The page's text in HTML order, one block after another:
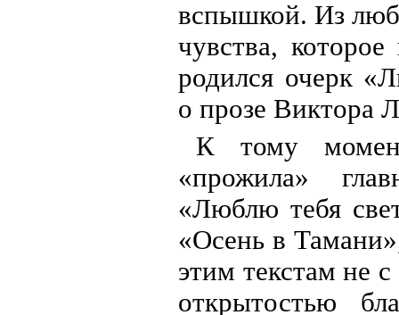
вспышкой. Из
чувства,
родился очерк
о прозе Виктора
К тому
«прожила»
«Люблю тебя
«Осень в
этим текстам не
открытостью